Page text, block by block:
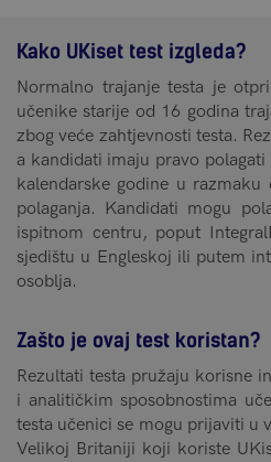
Kako UKiset test izgleda?
Normalno trajanje testa je
učenike starije od 16 godina
zbog veće zahtjevnosti testa.
a kandidati imaju pravo
kalendarske godine u
polaganja. Kandidati mogu
ispitnom centru, poput
sjedištu u Engleskoj ili putem
osoblja.
Zašto je ovaj test koristan?
Rezultati testa pružaju korisne
i analitičkim sposobnostima
testa učenici se mogu prijaviti u
Velikoj Britaniji koji koriste